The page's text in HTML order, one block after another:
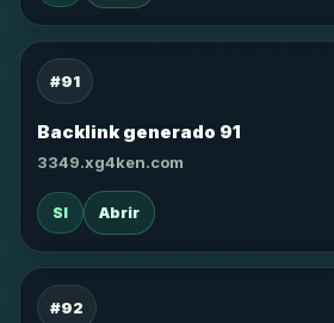
#91
Backlink generado 91
3349.xg4ken.com
SI Abrir
#92